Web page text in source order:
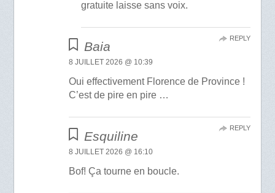
gratuite laisse sans voix.
Baia
8 JUILLET 2026 @ 10:39
Oui effectivement Florence de Province !
C’est de pire en pire …
REPLY
Esquiline
8 JUILLET 2026 @ 16:10
Bof! Ça tourne en boucle.
REPLY